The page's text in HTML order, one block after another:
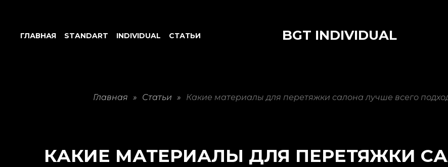
ГЛАВНАЯ STANDART INDIVIDUAL СТАТЬИ BGT INDIVIDUAL
Главная » Статьи » Какие материалы для перетяжки салона лучше всего
КАКИЕ МАТЕРИАЛЫ ДЛЯ ПЕРЕТЯЖКИ